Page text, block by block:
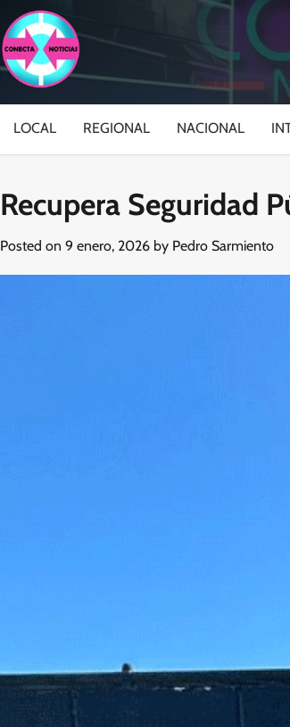
to
content
LOCAL REGIONAL NACIONAL
Recupera Seguridad
Posted on 9 enero, 2026 by Pedro Sarmiento